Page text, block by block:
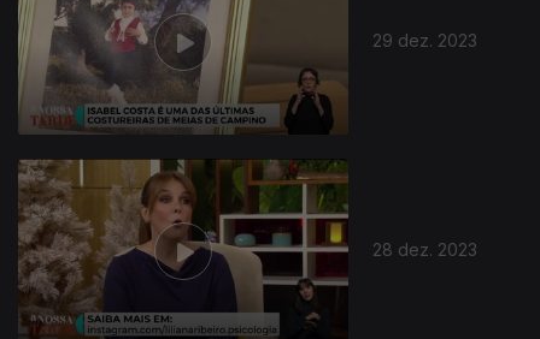
29 dez. 2023
28 dez. 2023